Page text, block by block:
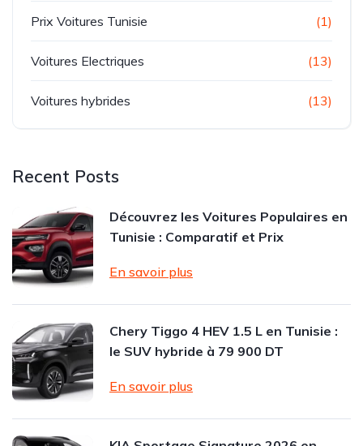
Prix Voitures Tunisie (1)
Voitures Electriques (13)
Voitures hybrides (13)
Recent Posts
Découvrez les Voitures Populaires en
Tunisie : Comparatif et Prix
En savoir plus
Chery Tiggo 4 HEV 1.5 L en Tunisie :
le SUV hybride à 79 900 DT
En savoir plus